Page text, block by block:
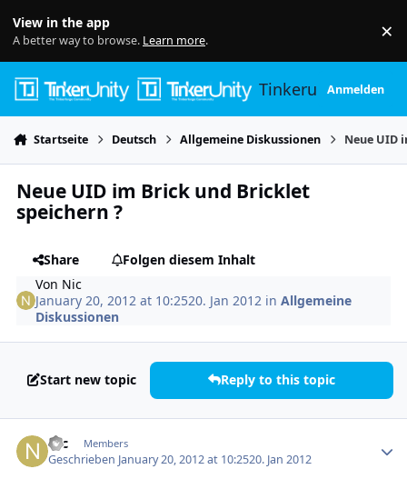
View in the app
A better way to browse. Learn more. ×
TinkerunityAnmelden
Startseite Deutsch Allgemeine Diskussionen Neue UID
Neue UID im Brick und Bricklet
speichern ?
Share
Folgen diesem Inhalt
Von Nic
January 20, 2012 at 10:2520. Jan 2012 inAllgemeine
Diskussionen
Start new topic Reply to this topic
Nic Members
Geschrieben January 20, 2012 at 10:2520. Jan 2012